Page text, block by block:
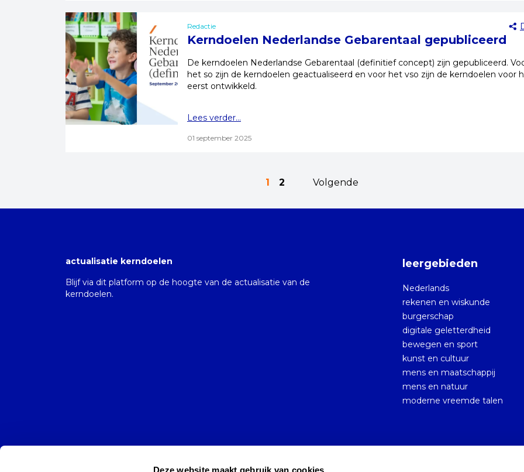
Deze website maakt gebruik van cookies
Redactie
Kerndoelen Nederlandse Gebarentaal gepubliceerd
De kerndoelen Nederlandse Gebarentaal (definitief concept) zijn gepubliceerd.
het so zijn de kerndoelen geactualiseerd en voor het vso zijn de kerndoelen voor
eerst ontwikkeld.
Lees verder...
01 september 2025
1 2 Volgende
actualisatie kerndoelen
Blijf via dit platform op de hoogte van de actualisatie van de
kerndoelen.
leergebieden
Nederlands
rekenen en wiskunde
burgerschap
digitale geletterdheid
bewegen en sport
kunst en cultuur
mens en maatschappij
mens en natuur
moderne vreemde talen